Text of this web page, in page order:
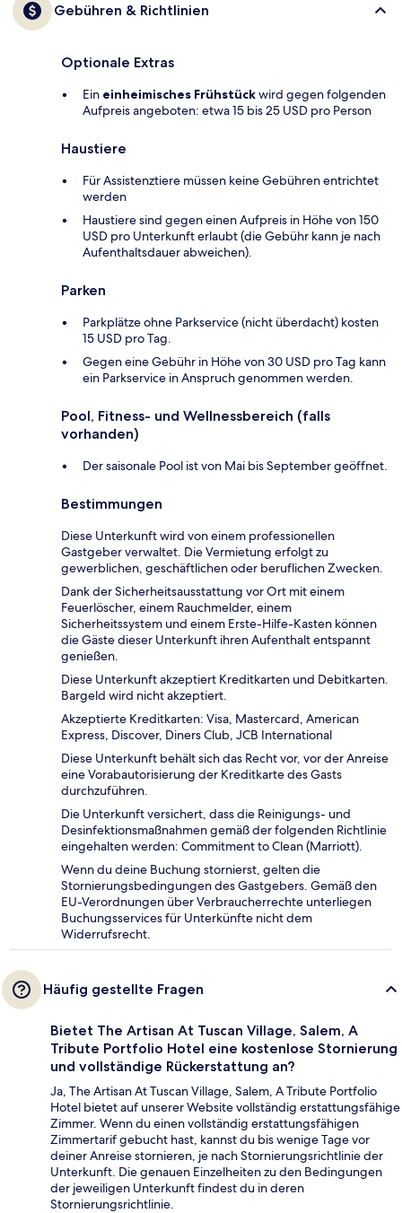
Gebühren & Richtlinien
Optionale Extras
Ein einheimisches Frühstückwird gegen folgenden
Aufpreis angeboten: etwa 15 bis 25 USD pro Person
Haustiere
Für Assistenztiere müssen keine Gebühren entrichtet
werden
Haustiere sind gegen einen Aufpreis in Höhe von 150
USD pro Unterkunft erlaubt (die Gebühr kann je nach
Aufenthaltsdauer abweichen).
Parken
Parkplätze ohne Parkservice (nicht überdacht) kosten
15 USD pro Tag.
Gegen eine Gebühr in Höhe von 30 USD pro Tag kann
ein Parkservice in Anspruch genommen werden.
Pool, Fitness- und Wellnessbereich (falls
vorhanden)
Der saisonale Pool ist von Mai bis September geöffnet.
Bestimmungen
Diese Unterkunft wird von einem professionellen
Gastgeber verwaltet. Die Vermietung erfolgt zu
gewerblichen, geschäftlichen oder beruflichen Zwecken.
Dank der Sicherheitsausstattung vor Ort mit einem
Feuerlöscher, einem Rauchmelder, einem
Sicherheitssystem und einem Erste-Hilfe-Kasten können
die Gäste dieser Unterkunft ihren Aufenthalt entspannt
genießen.
Diese Unterkunft akzeptiert Kreditkarten und Debitkarten.
Bargeld wird nicht akzeptiert.
Akzeptierte Kreditkarten: Visa, Mastercard, American
Express, Discover, Diners Club, JCB International
Diese Unterkunft behält sich das Recht vor, vor der Anreise
eine Vorabautorisierung der Kreditkarte des Gasts
durchzuführen.
Die Unterkunft versichert, dass die Reinigungs- und
Desinfektionsmaßnahmen gemäß der folgenden Richtlinie
eingehalten werden: Commitment to Clean (Marriott).
Wenn du deine Buchung stornierst, gelten die
Stornierungsbedingungen des Gastgebers. Gemäß den
EU-Verordnungen über Verbraucherrechte unterliegen
Buchungsservices für Unterkünfte nicht dem
Widerrufsrecht.
Häufig gestellte Fragen
Bietet The Artisan At Tuscan Village, Salem, A
Tribute Portfolio Hotel eine kostenlose Stornierung
und vollständige Rückerstattung an?
Ja, The Artisan At Tuscan Village, Salem, A Tribute Portfolio
Hotel bietet auf unserer Website vollständig erstattungsfähige
Zimmer. Wenn du einen vollständig erstattungsfähigen
Zimmertarif gebucht hast, kannst du bis wenige Tage vor
deiner Anreise stornieren, je nach Stornierungsrichtlinie der
Unterkunft. Die genauen Einzelheiten zu den Bedingungen
der jeweiligen Unterkunft findest du in deren
Stornierungsrichtlinie.